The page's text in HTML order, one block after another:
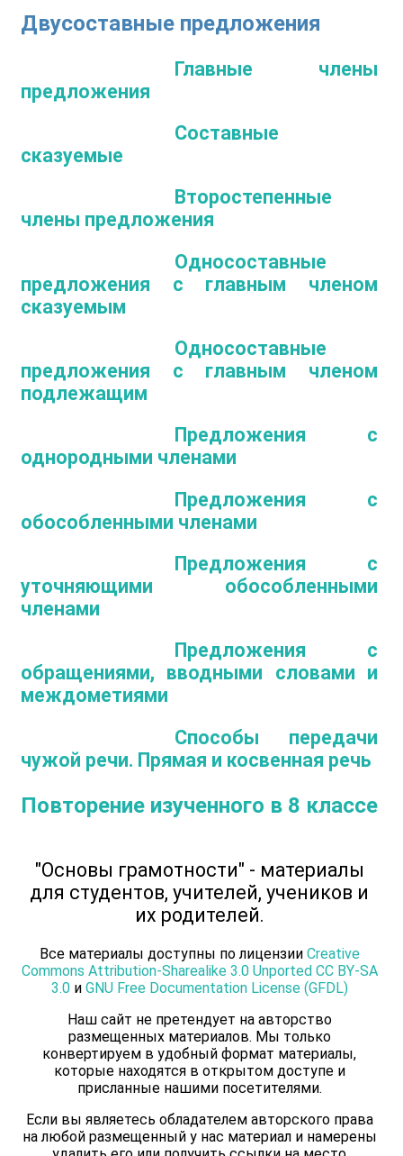
Двусоставные предложения
Главные члены
предложения
Составные
сказуемые
Второстепенные
члены предложения
Односоставные
предложения с главным членом
сказуемым
Односоставные
предложения с главным членом
подлежащим
Предложения с
однородными членами
Предложения с
обособленными членами
Предложения с
уточняющими обособленными
членами
Предложения с
обращениями, вводными словами и
междометиями
Способы передачи
чужой речи. Прямая и косвенная речь
Повторение изученного в 8 классе
"Основы грамотности" - материалы
для студентов, учителей, учеников и
их родителей.
Все материалы доступны по лицензии Creative
Commons Attribution-Sharealike 3.0 Unported CC BY-SA
3.0и GNU Free Documentation License (GFDL)
Наш сайт не претендует на авторство
размещенных материалов. Мы только
конвертируем в удобный формат материалы,
которые находятся в открытом доступе и
присланные нашими посетителями.
Если вы являетесь обладателем авторского права
на любой размещенный у нас материал и намерены